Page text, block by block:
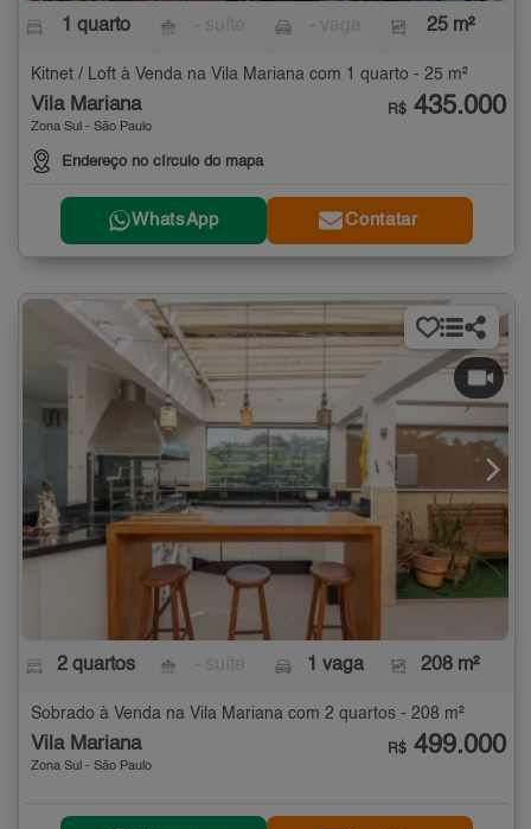
1 quarto 25 m²
Kitnet / Loft à Venda na Vila Mariana com 1 quarto - 25 m²
Vila Mariana
Zona Sul - São Paulo
Endereço no círculo do mapa
R$ 435.000
WhatsApp Contatar
2 quartos 1 vaga 208 m²
Sobrado à Venda na Vila Mariana com 2 quartos - 208 m²
Vila Mariana
Zona Sul - São Paulo
R$ 499.000